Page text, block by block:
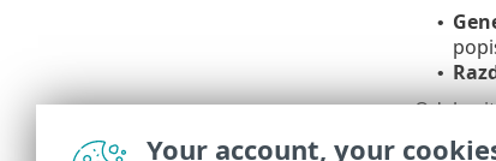
•
•
skeniranja
Your account, your